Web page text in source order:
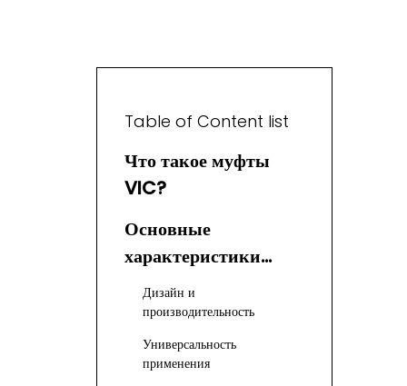
Table of Content list
Что такое муфты
VIC?
Основные
характеристики
муфт VIC для
американской
промышленности
Дизайн и
производительность
Универсальность
применения